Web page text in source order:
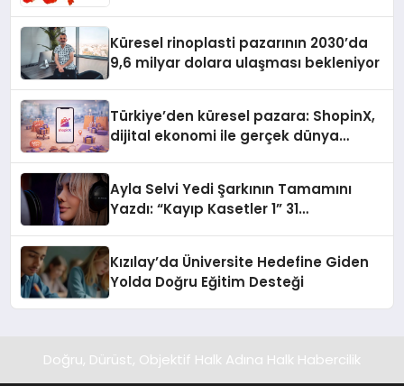
Küresel rinoplasti pazarının 2030’da
9,6 milyar dolara ulaşması bekleniyor
Türkiye’den küresel pazara: ShopinX,
dijital ekonomi ile gerçek dünya
Ayla Selvi Yedi Şarkının Tamamını
Yazdı: “Kayıp Kasetler 1” 31
Kızılay’da Üniversite Hedefine Giden
Yolda Doğru Eğitim Desteği
Doğru, Dürüst, Objektif Halk Adına Halk Habercilik